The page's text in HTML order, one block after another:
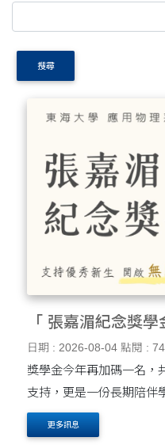
搜尋
「 張嘉湄紀念獎
日期 : 2026-08-04 點閱 :
獎學金今年再加碼一名，
支持，更是一份長期陪伴
承與學系的培育，我們期
屬於自己的方向，持續突
更多訊息